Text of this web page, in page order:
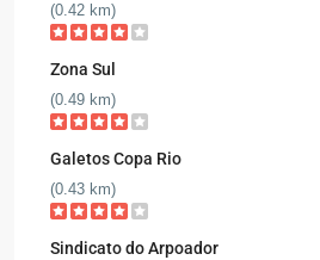
(0.42 km)
Zona Sul
(0.49 km)
Galetos Copa Rio
(0.43 km)
Sindicato do Arpoador